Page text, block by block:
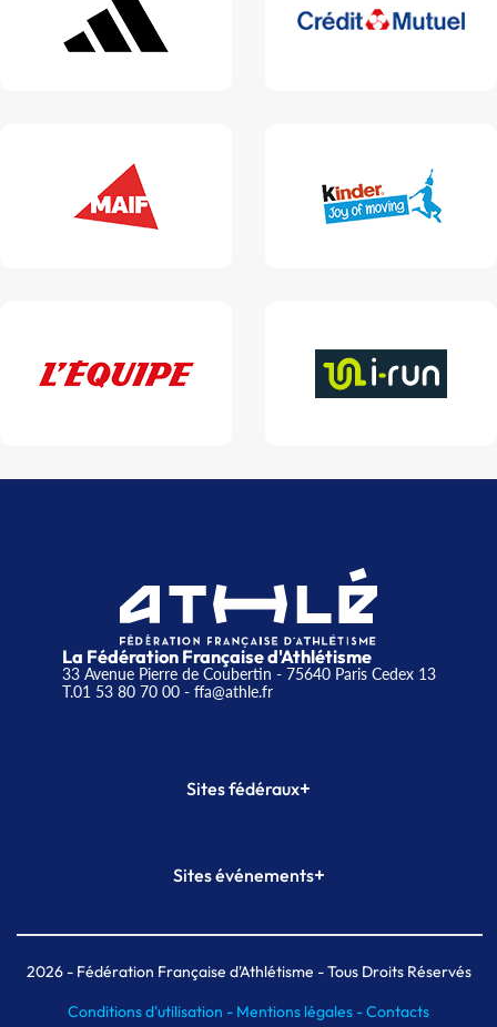
La Fédération Française d'Athlétisme
33 Avenue Pierre de Coubertin - 75640 Paris Cedex 13
T.01 53 80 70 00- ffa@athle.fr
Sites fédéraux+
Plateforme Formation
Sites événements+
Meeting de Paris indoor
MAIF Ekiden de Paris
2026- Fédération Française d'Athlétisme - Tous Droits Réservés
Conditions d'utilisation - Mentions légales -Contacts